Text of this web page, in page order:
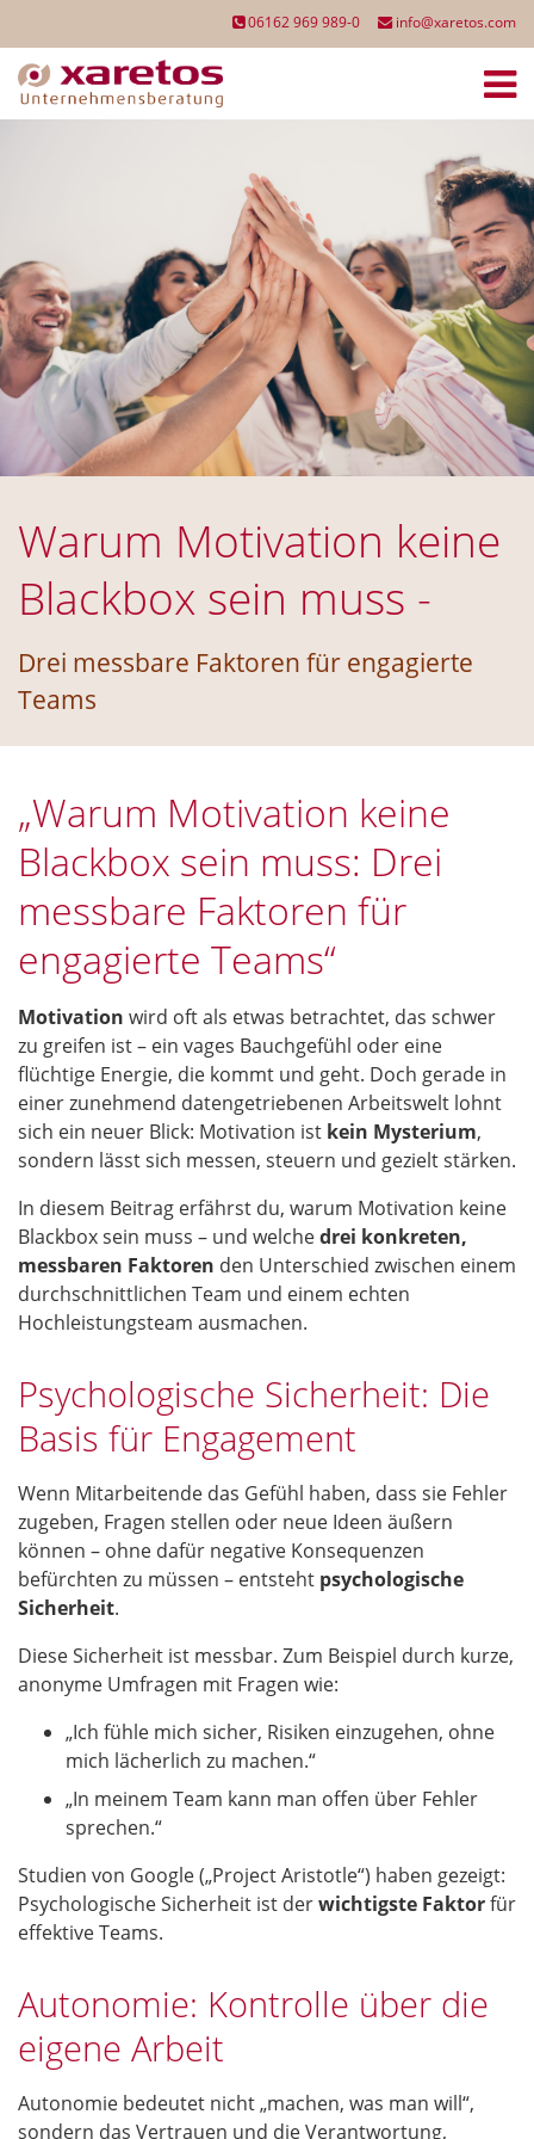
06162 969 989-0 info@xaretos.com
Warum Motivation keine
Blackbox sein muss -
Drei messbare Faktoren für engagierte
Teams
„Warum Motivation keine
Blackbox sein muss: Drei
messbare Faktoren für
engagierte Teams“
Motivation wird oft als etwas betrachtet, das schwer
zu greifen ist – ein vages Bauchgefühl oder eine
flüchtige Energie, die kommt und geht. Doch gerade in
einer zunehmend datengetriebenen Arbeitswelt lohnt
sich ein neuer Blick: Motivation ist kein Mysterium,
sondern lässt sich messen, steuern und gezielt stärken.
In diesem Beitrag erfährst du, warum Motivation keine
Blackbox sein muss – und welchedrei konkreten,
messbaren Faktoren den Unterschied zwischen einem
durchschnittlichen Team und einem echten
Hochleistungsteam ausmachen.
Psychologische Sicherheit: Die
Basis für Engagement
Wenn Mitarbeitende das Gefühl haben, dass sie Fehler
zugeben, Fragen stellen oder neue Ideen äußern
können – ohne dafür negative Konsequenzen
befürchten zu müssen – entsteht psychologische
Sicherheit.
Diese Sicherheit ist messbar. Zum Beispiel durch kurze,
anonyme Umfragen mit Fragen wie:
„Ich fühle mich sicher, Risiken einzugehen, ohne
mich lächerlich zu machen.“
„In meinem Team kann man offen über Fehler
sprechen.“
Studien von Google („Project Aristotle“) haben gezeigt:
Psychologische Sicherheit ist derwichtigste Faktorfür
effektive Teams.
Autonomie: Kontrolle über die
eigene Arbeit
Autonomie bedeutet nicht „machen, was man will“,
sondern das Vertrauen und die Verantwortung,